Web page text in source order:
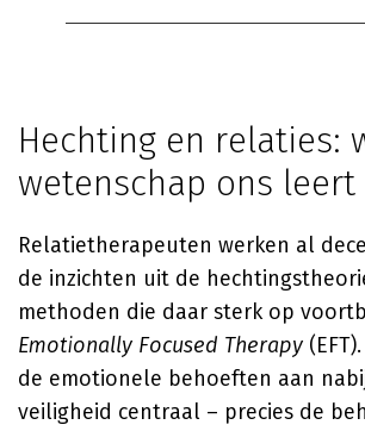
Hechting en relaties:
wetenschap ons leert
Relatietherapeuten werken al
de inzichten uit de
methoden die daar sterk op
Emotionally Focused Therapy
de emotionele behoeften aan
veiligheid centraal – precies de